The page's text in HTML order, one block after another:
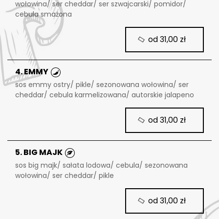
wołowina/ ser cheddar/ ser szwajcarski/ pomidor/
cebula smażona
4. EMMY
sos emmy ostry/ pikle/ sezonowana wołowina/ ser
cheddar/ cebula karmelizowana/ autorskie jalapeno
5. BIG MAJK
sos big majk/ sałata lodowa/ cebula/ sezonowana
wołowina/ ser cheddar/ pikle